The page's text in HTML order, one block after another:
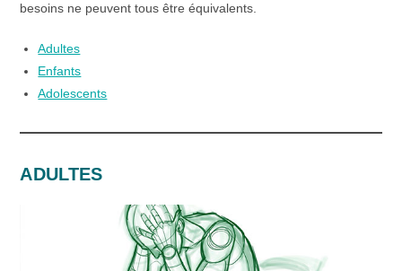
besoins ne peuvent tous être équivalents.
Adultes
Enfants
Adolescents
ADULTES